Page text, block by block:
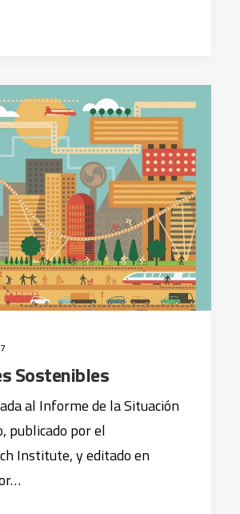
Sostenibles
al Informe de la Situación
publicado por el
Institute, y editado en